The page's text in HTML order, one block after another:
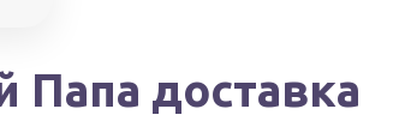
доставка